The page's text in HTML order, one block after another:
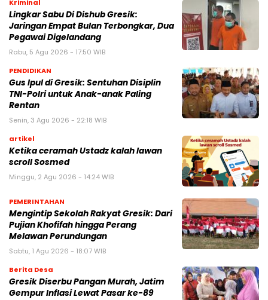
Kriminal
Lingkar Sabu Di Dishub Gresik:
Jaringan Empat Bulan Terbongkar, Dua
Pegawai Digelandang
Rabu, 5 Agu 2026 - 17:50 WIB
PENDIDIKAN
Gus Ipul di Gresik: Sentuhan Disiplin
TNI-Polri untuk Anak-anak Paling
Rentan
Senin, 3 Agu 2026 - 22:18 WIB
artikel
Ketika ceramah Ustadz kalah lawan
scroll Sosmed
Minggu, 2 Agu 2026 - 14:24 WIB
PEMERINTAHAN
Mengintip Sekolah Rakyat Gresik: Dari
Pujian Khofifah hingga Perang
Melawan Perundungan
Sabtu, 1 Agu 2026 - 18:07 WIB
Berita Desa
Gresik Diserbu Pangan Murah, Jatim
Gempur Inflasi Lewat Pasar ke-89